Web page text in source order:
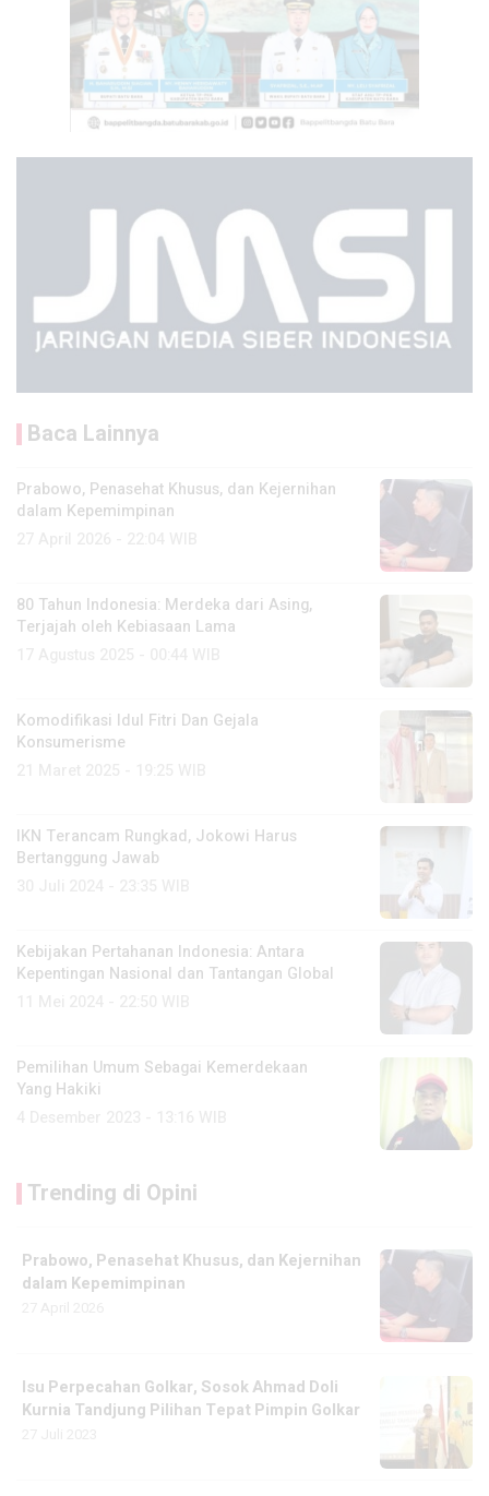
Baca Lainnya
Prabowo, Penasehat Khusus, dan Kejernihan
dalam Kepemimpinan
80 Tahun Indonesia: Merdeka dari Asing,
Terjajah oleh Kebiasaan Lama
Komodifikasi Idul Fitri Dan Gejala
Konsumerisme
IKN Terancam Rungkad, Jokowi Harus
Bertanggung Jawab
Kebijakan Pertahanan Indonesia: Antara
Kepentingan Nasional dan Tantangan Global
Pemilihan Umum Sebagai Kemerdekaan
Yang Hakiki
Trending di Opini
Prabowo, Penasehat Khusus, dan Kejernihan
dalam Kepemimpinan
Isu Perpecahan Golkar, Sosok Ahmad Doli
Kurnia Tandjung Pilihan Tepat Pimpin Golkar